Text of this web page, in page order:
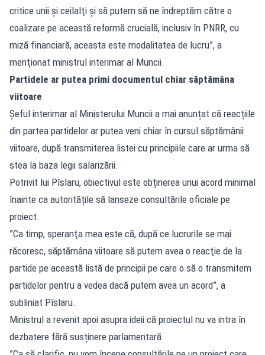
critice unii şi ceilalţi şi să putem să ne îndreptăm către o
coalizare pe această reformă crucială, inclusiv în PNRR, cu
miză financiară, aceasta este modalitatea de lucru”, a
menţionat ministrul interimar al Muncii.
Partidele ar putea primi documentul chiar săptămâna
viitoare
Șeful interimar al Ministerului Muncii a mai anunțat că reacțiile
din partea partidelor ar putea veni chiar în cursul săptămânii
viitoare, după transmiterea listei cu principiile care ar urma să
stea la baza legii salarizării.
Potrivit lui Pîslaru, obiectivul este obținerea unui acord minimal
înainte ca autoritățile să lanseze consultările oficiale pe
proiect.
”Ca timp, speranţa mea este că, după ce lucrurile se mai
răcoresc, săptămâna viitoare să putem avea o reacţie de la
partide pe această listă de principii pe care o să o transmitem
partidelor pentru a vedea dacă putem avea un acord”, a
subliniat Pîslaru.
Ministrul a revenit apoi asupra ideii că proiectul nu va intra în
dezbatere fără susținere parlamentară.